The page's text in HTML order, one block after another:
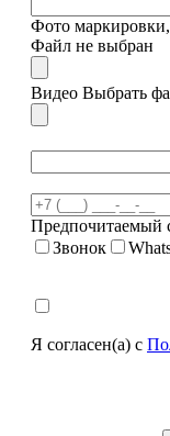
Фото маркировки,
Файл не выбран
Видео Выбрать
Предпочитаемый
Звонок
Я согласен(а) с